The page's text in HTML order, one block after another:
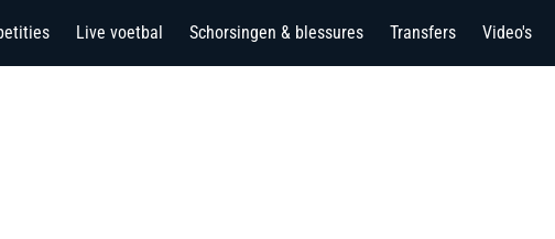
Live voetbal Schorsingen & blessures Transfers Video's